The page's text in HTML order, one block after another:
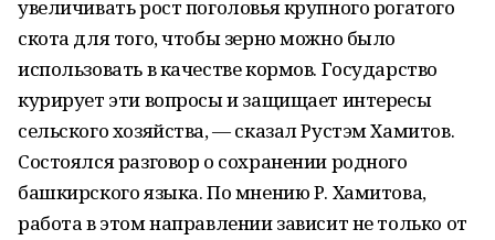
увеличивать рост поголовья крупного рогатого
скота для того, чтобы зерно можно было
использовать в качестве кормов. Государство
курирует эти вопросы и защищает интересы
сельского хозяйства, — сказал Рустэм Хамитов.
Состоялся разговор о сохранении родного
башкирского языка. По мнению Р. Хамитова,
работа в этом направлении зависит не только от